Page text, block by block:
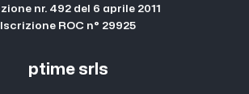
nr. 492 del 6 aprile 2011
Iscrizione ROC n° 29925
ptime srls